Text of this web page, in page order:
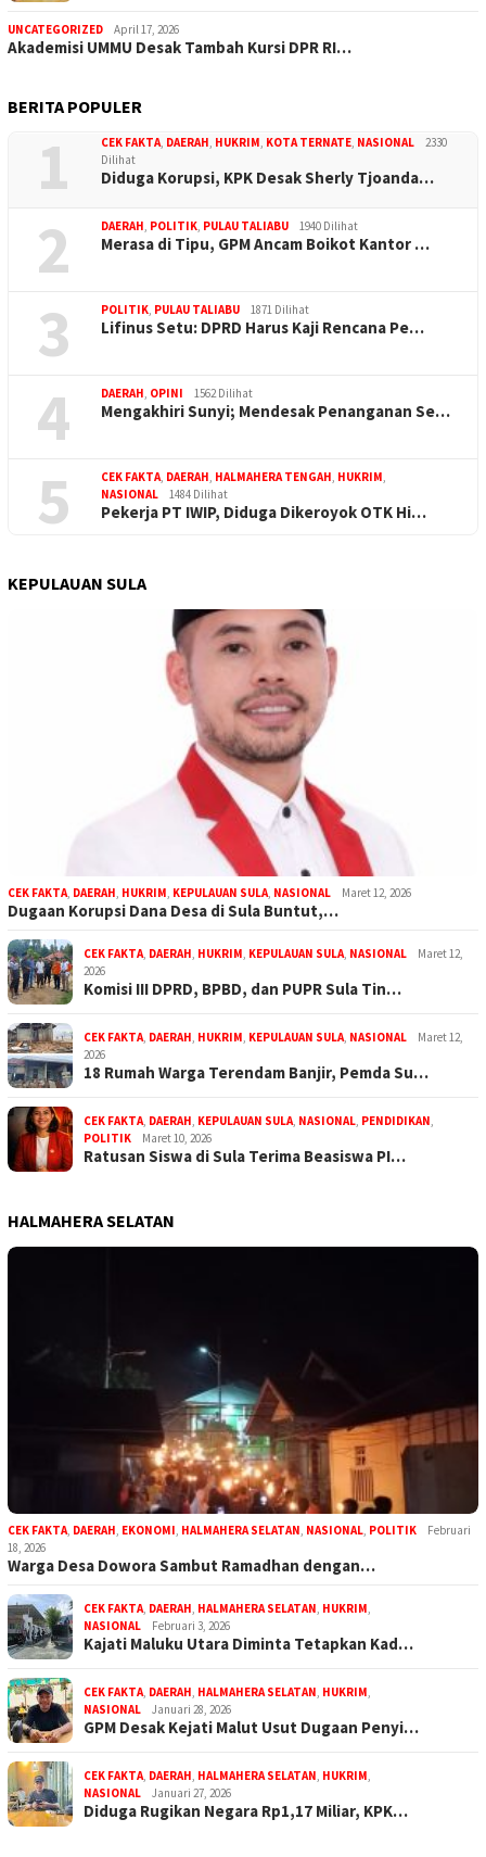
UNCATEGORIZED April 17, 2026
Akademisi UMMU Desak Tambah Kursi DPR RI…
BERITA POPULER
1 CEK FAKTA, DAERAH, HUKRIM, KOTA TERNATE, NASIONAL
2330
Dilihat
Diduga Korupsi, KPK Desak Sherly Tjoanda…
2 DAERAH, POLITIK, PULAU TALIABU 1940 Dilihat
Merasa di Tipu, GPM Ancam Boikot Kantor …
3 POLITIK, PULAU TALIABU 1871 Dilihat
Lifinus Setu: DPRD Harus Kaji Rencana Pe…
4 DAERAH, OPINI 1562 Dilihat
Mengakhiri Sunyi; Mendesak Penanganan Se…
5 CEK FAKTA, DAERAH, HALMAHERA TENGAH, HUKRIM,
NASIONAL
1484 Dilihat
Pekerja PT IWIP, Diduga Dikeroyok OTK Hi…
KEPULAUAN SULA
CEK FAKTA, DAERAH, HUKRIM, KEPULAUAN SULA, NASIONAL Maret 12, 2026
Dugaan Korupsi Dana Desa di Sula Buntut,…
CEK FAKTA, DAERAH, HUKRIM, KEPULAUAN SULA, NASIONAL
Maret 12,
2026
Komisi III DPRD, BPBD, dan PUPR Sula Tin…
CEK FAKTA, DAERAH, HUKRIM, KEPULAUAN SULA, NASIONAL
Maret 12,
2026
18 Rumah Warga Terendam Banjir, Pemda Su…
CEK FAKTA, DAERAH, KEPULAUAN SULA, NASIONAL, PENDIDIKAN,
POLITIK
Maret 10, 2026
Ratusan Siswa di Sula Terima Beasiswa PI…
HALMAHERA SELATAN
CEK FAKTA, DAERAH, EKONOMI, HALMAHERA SELATAN, NASIONAL, POLITIK
Februari
18, 2026
Warga Desa Dowora Sambut Ramadhan dengan…
CEK FAKTA, DAERAH, HALMAHERA SELATAN, HUKRIM,
NASIONAL
Februari 3, 2026
Kajati Maluku Utara Diminta Tetapkan Kad…
CEK FAKTA, DAERAH, HALMAHERA SELATAN, HUKRIM,
NASIONAL
Januari 28, 2026
GPM Desak Kejati Malut Usut Dugaan Penyi…
CEK FAKTA, DAERAH, HALMAHERA SELATAN, HUKRIM,
NASIONAL
Januari 27, 2026
Diduga Rugikan Negara Rp1,17 Miliar, KPK…